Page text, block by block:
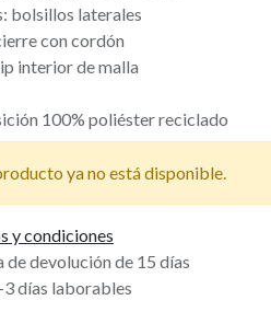
bolsillos laterales
con cordón
interior de malla
100% poliéster reciclado
ya no está disponible.
y condiciones
de devolución de 15 días
3 días laborables